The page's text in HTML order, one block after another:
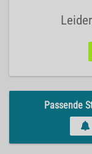
Passende